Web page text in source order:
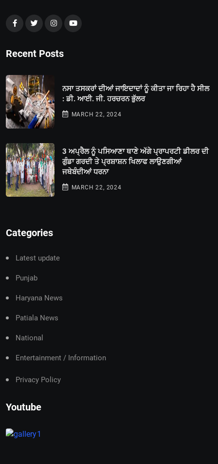
Recent Posts
ਨਸਾ ਤਸਕਰਾਂ ਦੀਆਂ ਜਾਇਦਾਦਾਂ ਨੂੰ ਕੀਤਾ ਜਾ ਰਿਹਾ ਹੈ ਸੀਲ
: ਡੀ. ਆਈ. ਜੀ. ਹਰਚਰਨ ਭੁੱਲਰ
MARCH 22, 2024
3 ਅਪ੍ਰੈਲ ਨੂੰ ਪਸਿਆਣਾ ਥਾਣੇ ਅੱਗੇ ਪ੍ਰਾਪਰਟੀ ਡੀਲਰ ਦੀ
ਗੁੰਡਾ ਗਰਦੀ ਤੇ ਪ੍ਰਸ਼ਾਸ਼ਨ ਖਿਲਾਫ ਲਾਉਣਗੀਆਂ
ਜਥੇਬੰਦੀਆਂ ਧਰਨਾ
MARCH 22, 2024
Categories
Latest update
Punjab
Haryana News
Patiala News
National
Entertainment / Information
Privacy Policy
Youtube